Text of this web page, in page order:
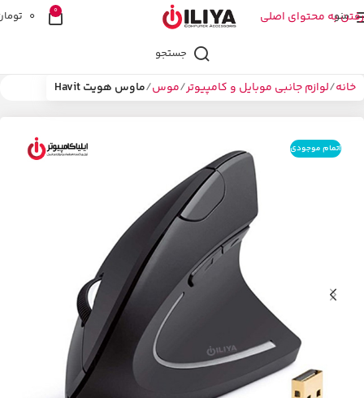
رفتن به محتوای اصلی
منو 0
0
جستجو
خانه لوازم جانبی موبایل و کامپیوتر موس ماوس هویت Havit
اتمام موجودی